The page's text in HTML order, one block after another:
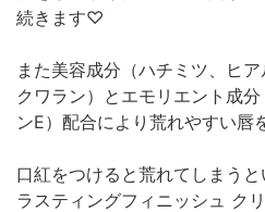
続きます♡
また美容成分（ハチミツ、ヒ
クワラン）とエモリエント成
ンE）配合により荒れやすい唇
口紅をつけると荒れてしまう
ラスティングフィニッシュ ク